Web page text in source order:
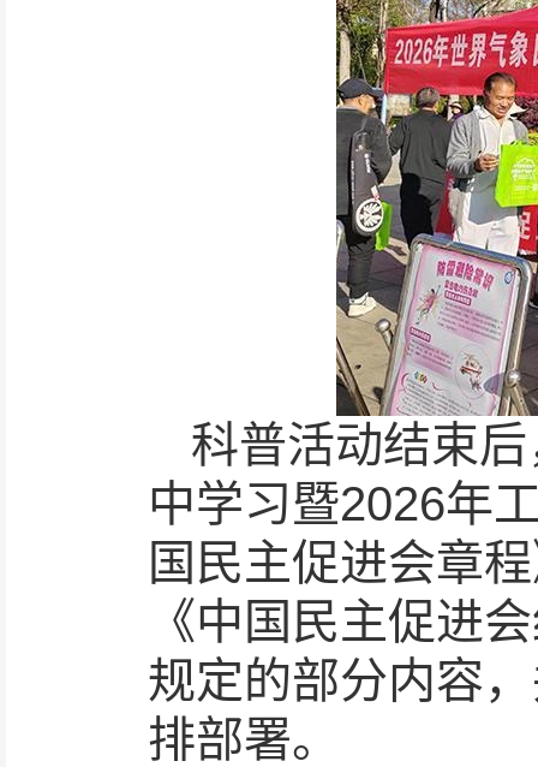
科普活动结束
中学习暨2026年
国民主促进会章
《中国民主促进
规定的部分内容
排部署。